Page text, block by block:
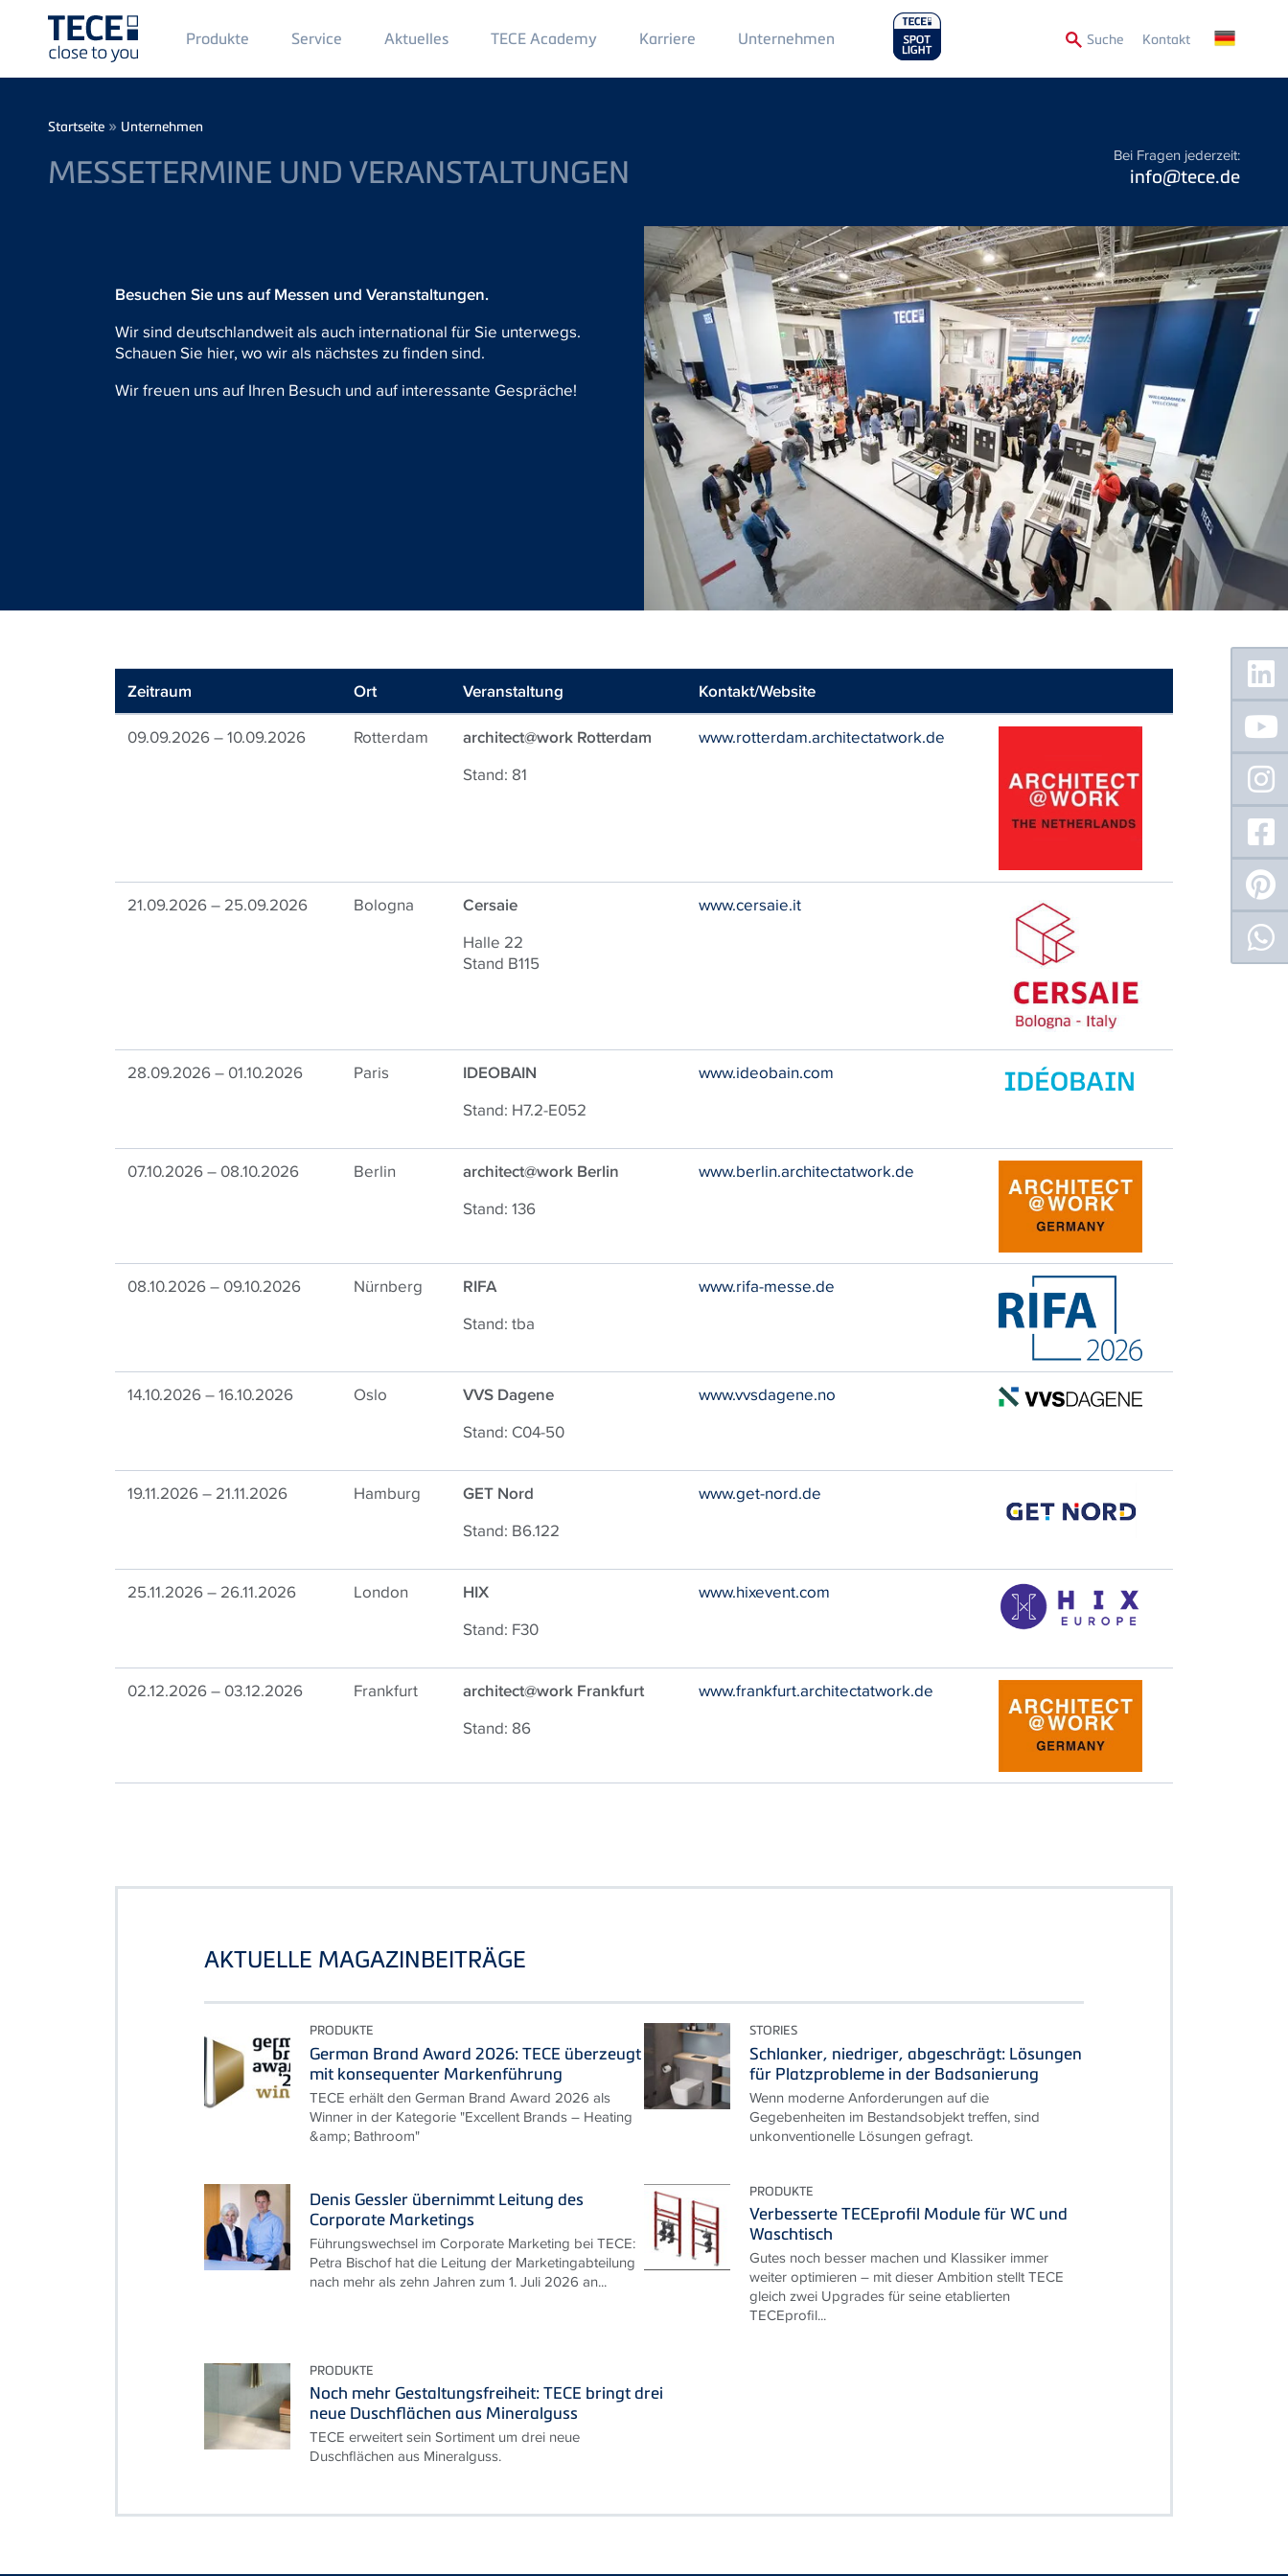
Main
Menü
1
Produkte Service Aktuelles TECE Academy Main
Menu
2
Karriere Unternehmen SucheSecondary
Menu
Kontakt
Breadcrumb
Startseite » Unternehmen
MESSETERMINE UND VERANSTALTUNGEN Bei Fragen jederzeit:
info@tece.de
Besuchen Sie uns auf Messen und Veranstaltungen.
Wir sind deutschlandweit als auch international für Sie unterwegs.
Schauen Sie hier, wo wir als nächstes zu finden sind.
Wir freuen uns auf Ihren Besuch und auf interessante Gespräche!
Zeitraum Ort Veranstaltung
Kontakt/Website
09.09.2026 – 10.09.2026
Rotterdam
architect@work Rotterdam
Stand: 81
www.rotterdam.architectatwork.de
21.09.2026 – 25.09.2026 Bologna
Cersaie
Halle 22
Stand B115
www.cersaie.it
28.09.2026 – 01.10.2026 Paris
IDEOBAIN
Stand: H7.2-E052
www.ideobain.com
07.10.2026 – 08.10.2026 Berlin
architect@work Berlin
Stand: 136
www.berlin.architectatwork.de
08.10.2026 – 09.10.2026 Nürnberg
RIFA
Stand: tba
www.rifa-messe.de
14.10.2026 – 16.10.2026 Oslo
VVS Dagene
Stand: C04-50
www.vvsdagene.no
19.11.2026 – 21.11.2026 Hamburg
GET Nord
Stand: B6.122
www.get-nord.de
25.11.2026 – 26.11.2026 London
HIX
Stand: F30
www.hixevent.com
02.12.2026 – 03.12.2026 Frankfurt
architect@work Frankfurt
Stand: 86
www.frankfurt.architectatwork.de
AKTUELLE MAGAZINBEITRÄGE
PRODUKTE
German Brand Award 2026: TECE überzeugt
mit konsequenter Markenführung
TECE erhält den German Brand Award 2026 als
Winner in der Kategorie "Excellent Brands – Heating
&amp; Bathroom"
STORIES
Schlanker, niedriger, abgeschrägt: Lösungen
für Platzprobleme in der Badsanierung
Wenn moderne Anforderungen auf die
Gegebenheiten im Bestandsobjekt treffen, sind
unkonventionelle Lösungen gefragt.
Denis Gessler übernimmt Leitung des
Corporate Marketings
Führungswechsel im Corporate Marketing bei TECE:
Petra Bischof hat die Leitung der Marketingabteilung
nach mehr als zehn Jahren zum 1. Juli 2026 an...
PRODUKTE
Verbesserte TECEprofil Module für WC und
Waschtisch
Gutes noch besser machen und Klassiker immer
weiter optimieren – mit dieser Ambition stellt TECE
gleich zwei Upgrades für seine etablierten
TECEprofil...
PRODUKTE
Noch mehr Gestaltungsfreiheit: TECE bringt drei
neue Duschflächen aus Mineralguss
TECE erweitert sein Sortiment um drei neue
Duschflächen aus Mineralguss.
Floating
Sidebar